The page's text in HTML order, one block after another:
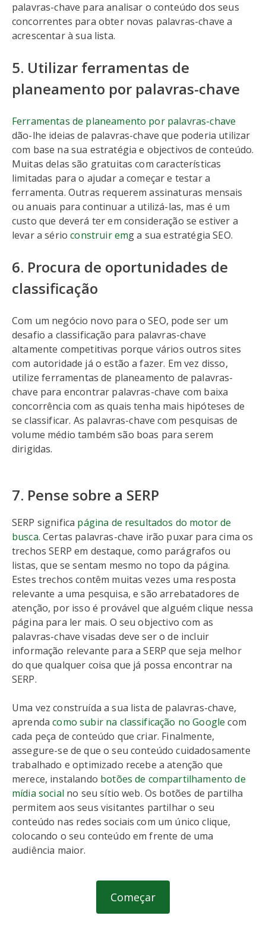
palavras-chave para analisar o conteúdo dos seus
concorrentes para obter novas palavras-chave a
acrescentar à sua lista.
5. Utilizar ferramentas de
planeamento por palavras-chave
Ferramentas de planeamento por palavras-chave
dão-lhe ideias de palavras-chave que poderia utilizar
com base na sua estratégia e objectivos de conteúdo.
Muitas delas são gratuitas com características
limitadas para o ajudar a começar e testar a
ferramenta. Outras requerem assinaturas mensais
ou anuais para continuar a utilizá-las, mas é um
custo que deverá ter em consideração se estiver a
levar a sérioconstruir emg a sua estratégia SEO.
6. Procura de oportunidades de
classificação
Com um negócio novo para o SEO, pode ser um
desafio a classificação para palavras-chave
altamente competitivas porque vários outros sites
com autoridade já o estão a fazer. Em vez disso,
utilize ferramentas de planeamento de palavras-
chave para encontrar palavras-chave com baixa
concorrência com as quais tenha mais hipóteses de
se classificar. As palavras-chave com pesquisas de
volume médio também são boas para serem
dirigidas.
7. Pense sobre a SERP
SERP significa página de resultados do motor de
busca. Certas palavras-chave irão puxar para cima os
trechos SERP em destaque, como parágrafos ou
listas, que se sentam mesmo no topo da página.
Estes trechos contêm muitas vezes uma resposta
relevante a uma pesquisa, e são arrebatadores de
atenção, por isso é provável que alguém clique nessa
página para ler mais. O seu objectivo com as
palavras-chave visadas deve ser o de incluir
informação relevante para a SERP que seja melhor
do que qualquer coisa que já possa encontrar na
SERP.
Uma vez construída a sua lista de palavras-chave,
aprendacomo subir na classificação no Google com
cada peça de conteúdo que criar. Finalmente,
assegure-se de que o seu conteúdo cuidadosamente
trabalhado e optimizado recebe a atenção que
merece, instalando botões de compartilhamento de
mídia social no seu sítio web. Os botões de partilha
permitem aos seus visitantes partilhar o seu
conteúdo nas redes sociais com um único clique,
colocando o seu conteúdo em frente de uma
audiência maior.
Começar